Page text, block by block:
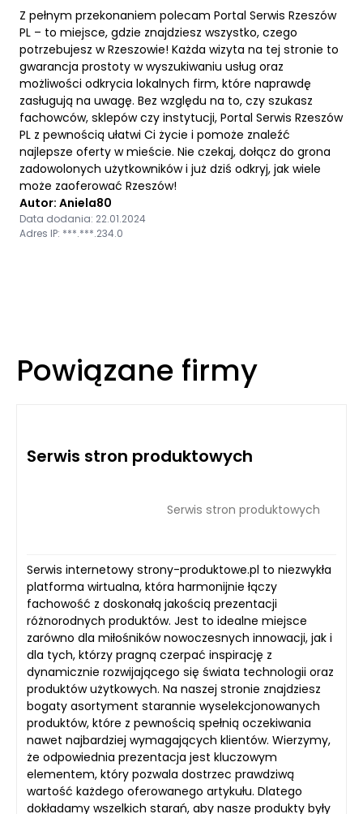
Z pełnym przekonaniem polecam Portal Serwis Rzeszów
PL – to miejsce, gdzie znajdziesz wszystko, czego
potrzebujesz w Rzeszowie! Każda wizyta na tej stronie to
gwarancja prostoty w wyszukiwaniu usług oraz
możliwości odkrycia lokalnych firm, które naprawdę
zasługują na uwagę. Bez względu na to, czy szukasz
fachowców, sklepów czy instytucji, Portal Serwis Rzeszów
PL z pewnością ułatwi Ci życie i pomoże znaleźć
najlepsze oferty w mieście. Nie czekaj, dołącz do grona
zadowolonych użytkowników i już dziś odkryj, jak wiele
może zaoferować Rzeszów!
Autor: Aniela80
Data dodania: 22.01.2024
Adres IP: ***.***.234.0
Powiązane firmy
Serwis stron produktowych
Serwis stron produktowych
Serwis internetowy strony-produktowe.pl to niezwykła
platforma wirtualna, która harmonijnie łączy
fachowość z doskonałą jakością prezentacji
różnorodnych produktów. Jest to idealne miejsce
zarówno dla miłośników nowoczesnych innowacji, jak i
dla tych, którzy pragną czerpać inspirację z
dynamicznie rozwijającego się świata technologii oraz
produktów użytkowych. Na naszej stronie znajdziesz
bogaty asortyment starannie wyselekcjonowanych
produktów, które z pewnością spełnią oczekiwania
nawet najbardziej wymagających klientów. Wierzymy,
że odpowiednia prezentacja jest kluczowym
elementem, który pozwala dostrzec prawdziwą
wartość każdego oferowanego artykułu. Dlatego
dokładamy wszelkich starań, aby nasze produkty były